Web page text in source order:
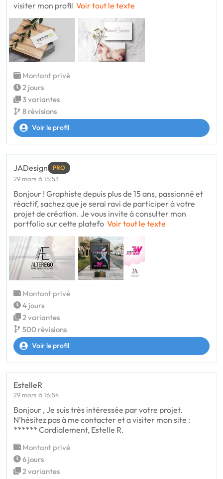
visiter mon profil Voir tout le texte
Montant privé
2 jours
3 variantes
8 révisions
Voir le profil
JADesign PRO
29 mars à 15:53
Bonjour ! Graphiste depuis plus de 15 ans, passionné et
réactif, sachez que je serai ravi de participer à votre
projet de création. Je vous invite à consulter mon
portfolio sur cette platefo Voir tout le texte
Montant privé
4 jours
2 variantes
500 révisions
Voir le profil
EstelleR
29 mars à 16:54
Bonjour , Je suis très intéressée par votre projet.
N'hésitez pas à me contacter et a visiter mon site :
****** Cordialement, Estelle R.
Montant privé
6 jours
2 variantes